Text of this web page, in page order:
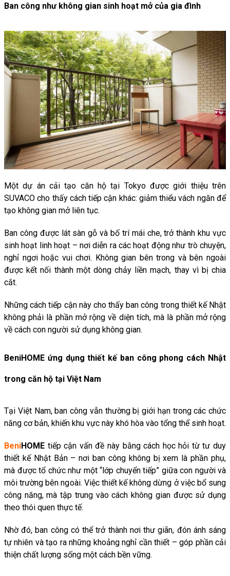
Ban công như không gian sinh hoạt mở của gia đình
Một dự án cải tạo căn hộ tại Tokyo được giới thiệu trên
SUVACO cho thấy cách tiếp cận khác: giảm thiểu vách ngăn để
tạo không gian mở liên tục.
Ban công được lát sàn gỗ và bố trí mái che, trở thành khu vực
sinh hoạt linh hoạt – nơi diễn ra các hoạt động như trò chuyện,
nghỉ ngơi hoặc vui chơi. Không gian bên trong và bên ngoài
được kết nối thành một dòng chảy liền mạch, thay vì bị chia
cắt.
Những cách tiếp cận này cho thấy ban công trong thiết kế Nhật
không phải là phần mở rộng về diện tích, mà là phần mở rộng
về cách con người sử dụng không gian.
BeniHOME ứng dụng thiết kế ban công phong cách Nhật
trong căn hộ tại Việt Nam
Tại Việt Nam, ban công vẫn thường bị giới hạn trong các chức
năng cơ bản, khiến khu vực này khó hòa vào tổng thể sinh hoạt.
BeniHOME tiếp cận vấn đề này bằng cách học hỏi từ tư duy
thiết kế Nhật Bản – nơi ban công không bị xem là phần phụ,
mà được tổ chức như một “lớp chuyển tiếp” giữa con người và
môi trường bên ngoài. Việc thiết kế không dừng ở việc bổ sung
công năng, mà tập trung vào cách không gian được sử dụng
theo thói quen thực tế.
Nhờ đó, ban công có thể trở thành nơi thư giãn, đón ánh sáng
tự nhiên và tạo ra những khoảng nghỉ cần thiết – góp phần cải
thiện chất lượng sống một cách bền vững.